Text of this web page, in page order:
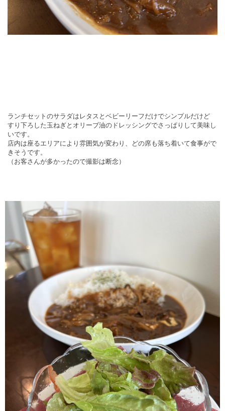
ランチセットのサラダはレタスとベビーリーフだけでシンプルだけど
すり下ろした玉ねぎとオリーブ油のドレッシングでさっぱりして美味し
いです。
店内は座るエリアにより雰囲気が変わり、どの席も落ち着いて食事がで
きそうです。
（お客さんが多かったので撮影は断念）